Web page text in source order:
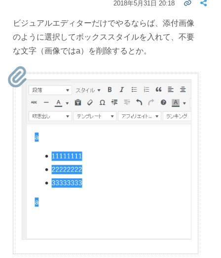
2018年5月31日 20:18
ビジュアルエディターだけでやるならば、添付画像
のように選択してボックススタイルを入れて、不要
な文字（画像ではa）を削除するとか。